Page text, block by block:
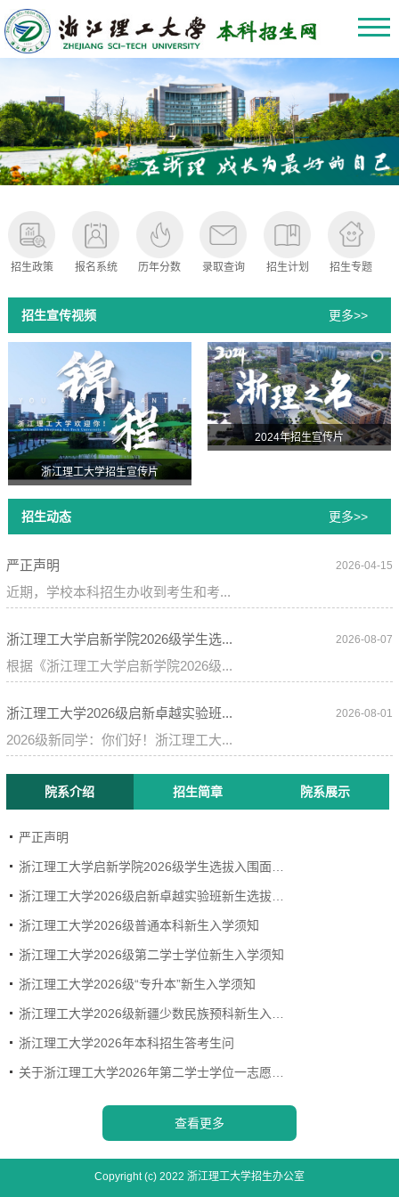
招生政策 报名系统 历年分数 录取查询 招生计划 招生专题
招生宣传视频 更多>>
浙江理工大学招生宣传片
2024年招生宣传片
招生动态 更多>>
严正声明 2026-04-15
近期，学校本科招生办收到考生和考...
浙江理工大学启新学院2026级学生选... 2026-08-07
根据《浙江理工大学启新学院2026级...
浙江理工大学2026级启新卓越实验班... 2026-08-01
2026级新同学：你们好！浙江理工大...
院系介绍 招生简章 院系展示
严正声明
浙江理工大学2026级普通本科新生入学须知
浙江理工大学2026级第二学士学位新生入学须知
浙江理工大学2026级“专升本”新生入学须知
浙江理工大学2026年本科招生答考生问
查看更多
Copyright (c) 2022 浙江理工大学招生办公室